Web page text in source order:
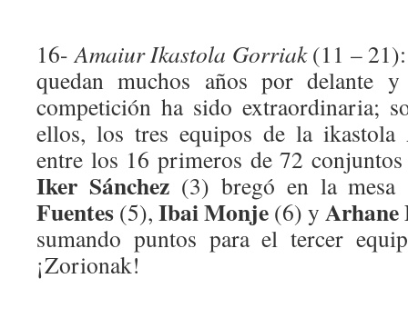
16-Amaiur Ikastola Gorriak(11 – 21):
quedan muchos años por delante
competición ha sido extraordinaria;
ellos, los tres equipos de la ikastola
entre los 16 primeros de 72
Iker Sánchez(3) bregó en la
Fuentes (5), Ibai Monje (6) y Arhane
sumando puntos para el tercer
¡Zorionak!